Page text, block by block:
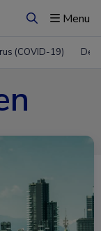
ZoekenMenu
(COVID-19)